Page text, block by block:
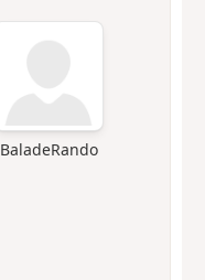
BaladeRando